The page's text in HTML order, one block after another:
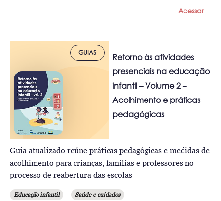
Acessar
GUIAS
Retorno às atividades
presenciais na educação
infantil – Volume 2 –
Acolhimento e práticas
pedagógicas
Guia atualizado reúne práticas pedagógicas e medidas de
acolhimento para crianças, famílias e professores no
processo de reabertura das escolas
Educação infantil Saúde e cuidados